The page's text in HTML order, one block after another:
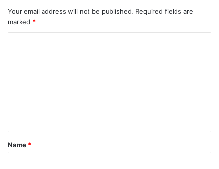
Your email address will not be published. Required fields are
marked *
*
Name *